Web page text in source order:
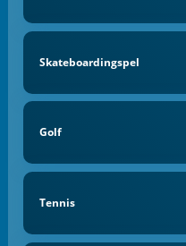
Skateboardingspel
Golf
Tennis